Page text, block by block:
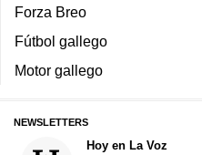
Forza Breo
Fútbol gallego
Motor gallego
NEWSLETTERS
Hoy en La Voz